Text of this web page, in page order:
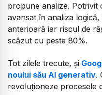
propune analize. Potrivit
avansat în analiza
anterioară iar riscul de
scăzut cu peste 80%.
Tot zilele trecute, și
noului său AI generativ.
revoluționeze procesele